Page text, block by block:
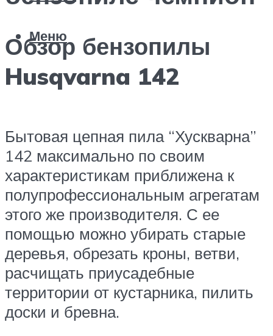
Меню
Обзор бензопилы
Husqvarna 142
Бытовая цепная пила “Хускварна”
142 максимально по своим
характеристикам приближена к
полупрофессиональным агрегатам
этого же производителя. С ее
помощью можно убирать старые
деревья, обрезать кроны, ветви,
расчищать приусадебные
территории от кустарника, пилить
доски и бревна.